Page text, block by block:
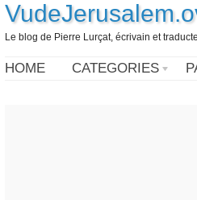
Le blog de Pierre Lurçat, écrivain et
HOME CATEGORIES